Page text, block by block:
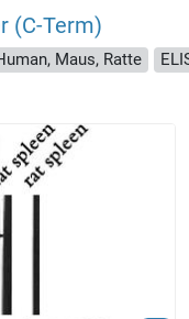
(C-Term)
Maus, Ratte